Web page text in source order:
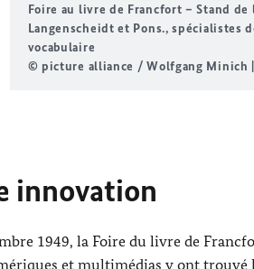
Foire au livre de Francfort – Stand de
Langenscheidtet Pons., spécialistes
vocabulaire
© picture alliance / Wolfgang Minich
innovation
1949, la Foire du livre de
et multimédias y ont trouvé